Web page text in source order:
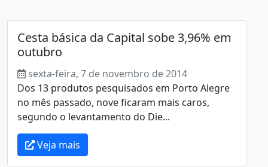
Cesta básica da Capital sobe 3,96% em
outubro
sexta-feira, 7 de novembro de 2014
Dos 13 produtos pesquisados em Porto Alegre
no mês passado, nove ficaram mais caros,
segundo o levantamento do Die...
Veja mais